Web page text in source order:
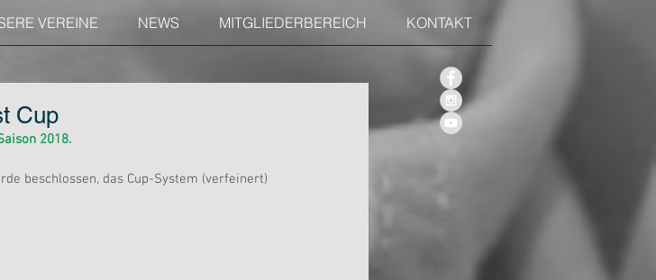
VEREINE NEWS MITGLIEDERBEREICH KONTAKT
Cup
2018.
beschlossen, das Cup-System (verfeinert)